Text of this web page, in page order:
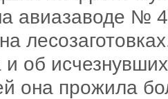
авиазаводе №
об
она прожила